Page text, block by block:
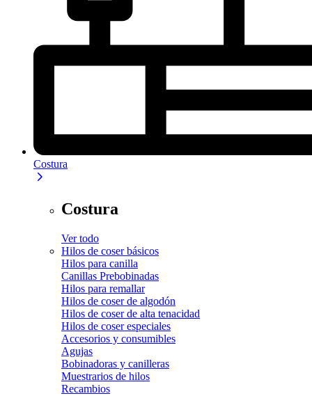
Costura
Costura
Ver todo
Hilos de coser básicos
Hilos para canilla
Canillas Prebobinadas
Hilos para remallar
Hilos de coser de algodón
Hilos de coser de alta tenacidad
Hilos de coser especiales
Accesorios y consumibles
Agujas
Bobinadoras y canilleras
Muestrarios de hilos
Recambios